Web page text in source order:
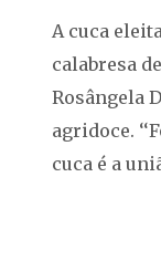
A cuca
calabresa
Rosângela
agridoce.
cuca é a